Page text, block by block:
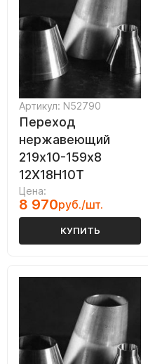
Артикул: N52790
Переход
нержавеющий
219х10-159х8
12Х18Н10Т
Цена:
8 970руб./шт.
КУПИТЬ